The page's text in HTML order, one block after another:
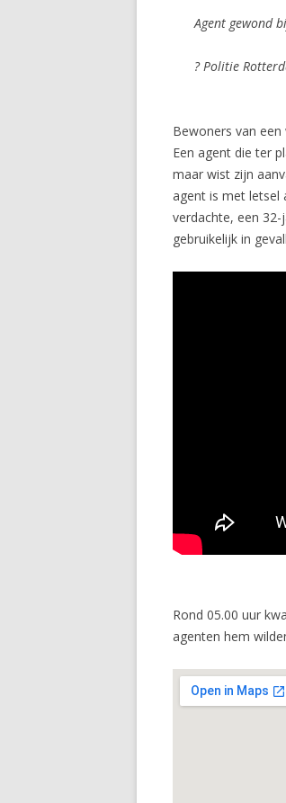
Agent gewond
? Politie
Bewoners van
Een agent die ter
maar wist zijn
agent is met letsel
verdachte, een
gebruikelijk in
Rond 05.00 uur
agenten hem